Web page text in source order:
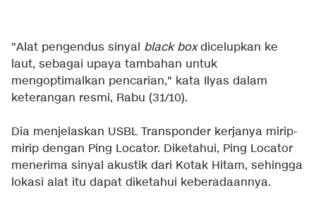
"Alat pengendus sinyal black boxdicelupkan ke
laut, sebagai upaya tambahan untuk
mengoptimalkan pencarian," kata Ilyas dalam
keterangan resmi, Rabu (31/10).
Dia menjelaskan USBL Transponder kerjanya mirip-
mirip dengan Ping Locator. Diketahui, Ping Locator
menerima sinyal akustik dari Kotak Hitam, sehingga
lokasi alat itu dapat diketahui keberadaannya.